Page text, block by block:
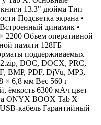
книги 13.3" дюйма Тип
Подсветка экрана •
динамик •
2200 Объем оперативной
памяти 128ГБ
поддерживаемых
DOC, DOCX, PRC,
BMP, PDF, DjVu, MP3,
× 6,8 мм Вес 560 г
ёмкость 6300 мАч цвет
ONYX BOOX Tab X
кабель Гарантийный